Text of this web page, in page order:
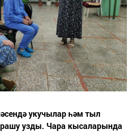
укучылар һәм тыл
узды. Чара кысаларында